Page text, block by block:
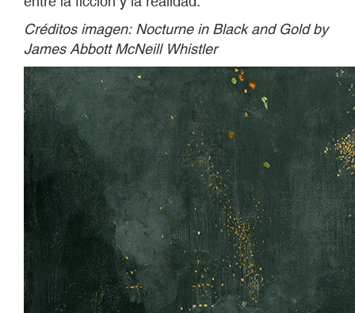
Créditos imagen: Nocturne in Black and Gold by
James Abbott McNeill Whistler